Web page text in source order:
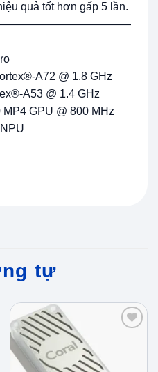
quả tốt hơn gấp 5 lần.
A72 @ 1.8 GHz
A53 @ 1.4 GHz
GPU @ 800 MHz
tự